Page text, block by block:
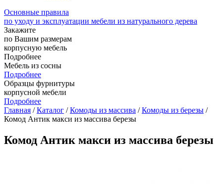
Основные правила
по уходу и эксплуатации мебели из натурального дерева
Закажите
по Вашим размерам
корпусную мебель
Подробнее
Мебель из сосны
Подробнее
Образцы фурнитуры
корпусной мебели
Подробнее
Главная /Каталог /Комоды из массива /Комоды из березы /
Комод Антик макси из массива березы
Комод Антик макси из массива березы